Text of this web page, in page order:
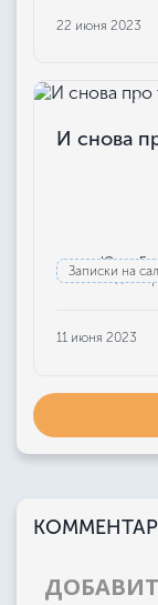
22 июня 2023
Записки на
И снова
Юлия
11 июня 2023